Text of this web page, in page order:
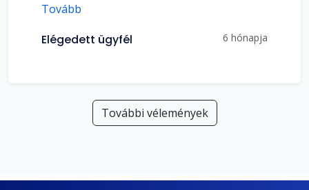
Tovább
Elégedett ügyfél 6 hónapja
További vélemények